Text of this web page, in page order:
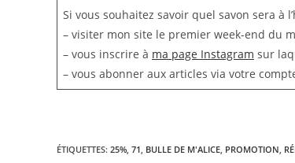
Si vous souhaitez savoir quel savon sera à
– visiter mon site le premier week-end du
– vous inscrire à ma page Instagram sur
– vous abonner aux articles via votre
ÉTIQUETTES: 25%, 71, BULLE DE M'ALICE, PROMOTION,